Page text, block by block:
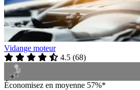
Vidange moteur
4.5 (68)
Économisez en moyenne 57%*